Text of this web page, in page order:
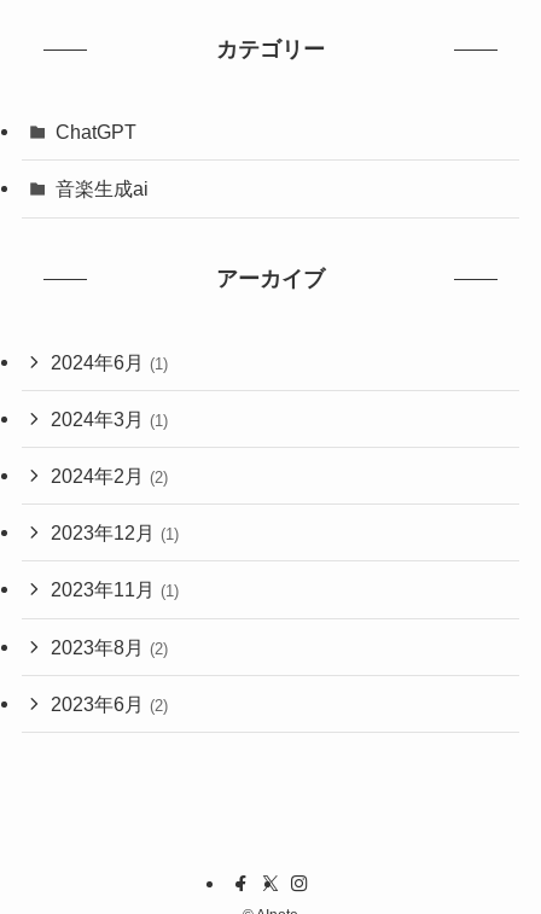
カテゴリー
ChatGPT
音楽生成ai
アーカイブ
2024年6月 (1)
2024年3月 (1)
2024年2月 (2)
2023年12月 (1)
2023年11月 (1)
2023年8月 (2)
2023年6月 (2)